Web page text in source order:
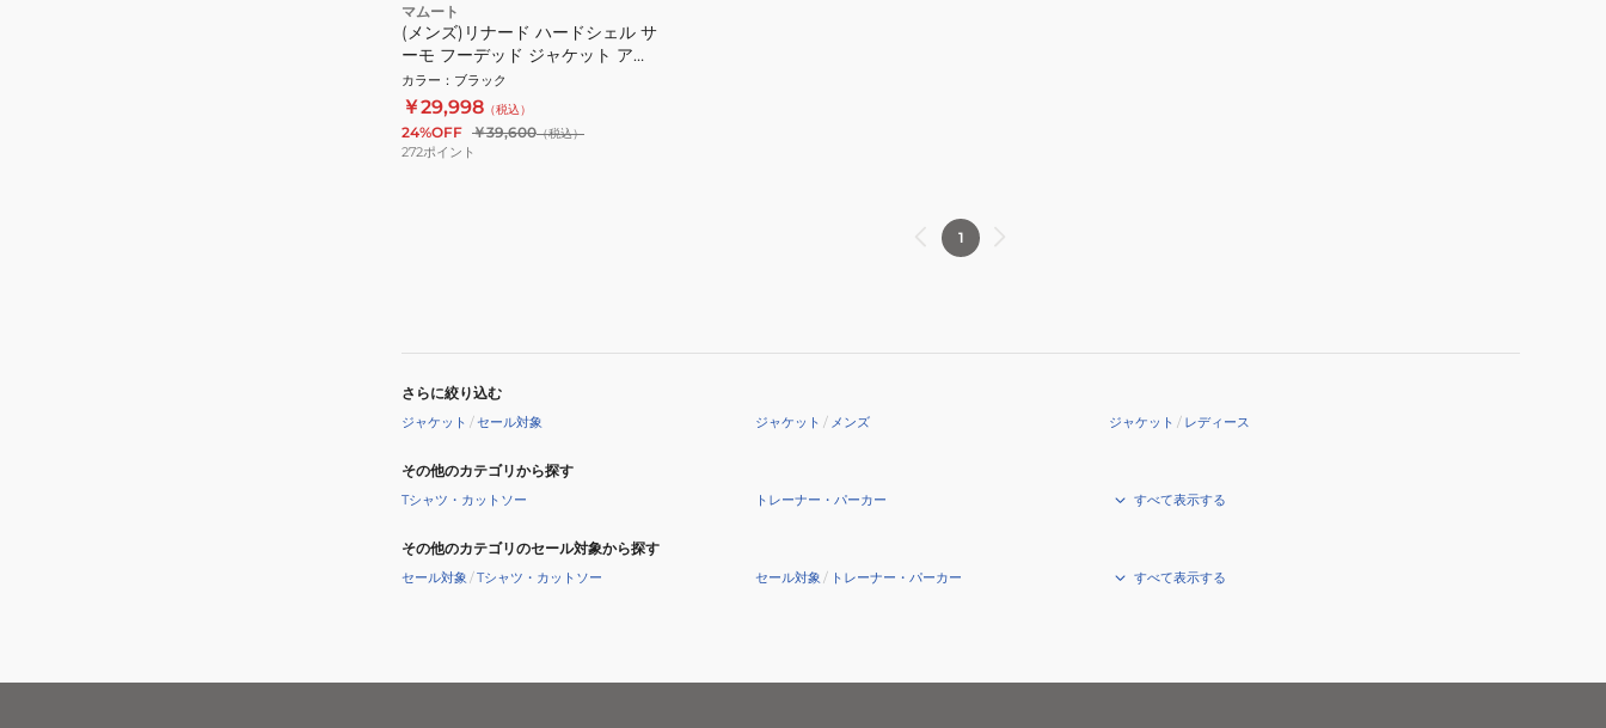
マムート
(メンズ)リナード ハードシェル サ
ーモ フーデッド ジャケット アジ
アンフィット 1010-32170-0001
カラー ： ブラック
￥29,998 （税込）
24%OFF ￥39,600（税込）
272ポイント
1
さらに絞り込む
ジャケット /セール対象 ジャケット / メンズ ジャケット / レディース
その他のカテゴリから探す
Tシャツ・カットソー トレーナー・パーカー すべて表示する
その他のカテゴリのセール対象から探す
セール対象 /Tシャツ・カットソー セール対象 / トレーナー・パーカー すべて表示する